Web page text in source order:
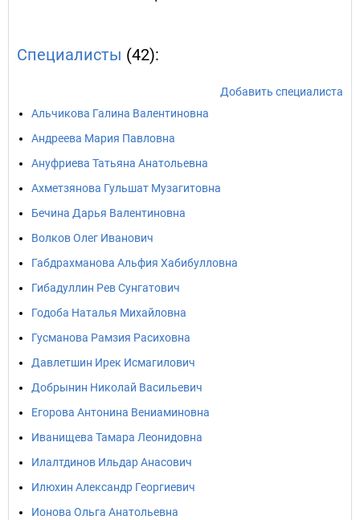
Специалисты (42):
Добавить специалиста
Альчикова Галина Валентиновна
Андреева Мария Павловна
Ануфриева Татьяна Анатольевна
Ахметзянова Гульшат Музагитовна
Бечина Дарья Валентиновна
Волков Олег Иванович
Габдрахманова Альфия Хабибулловна
Гибадуллин Рев Сунгатович
Годоба Наталья Михайловна
Гусманова Рамзия Расиховна
Давлетшин Ирек Исмагилович
Добрынин Николай Васильевич
Егорова Антонина Вениаминовна
Иванищева Тамара Леонидовна
Илалтдинов Ильдар Анасович
Илюхин Александр Георгиевич
Ионова Ольга Анатольевна